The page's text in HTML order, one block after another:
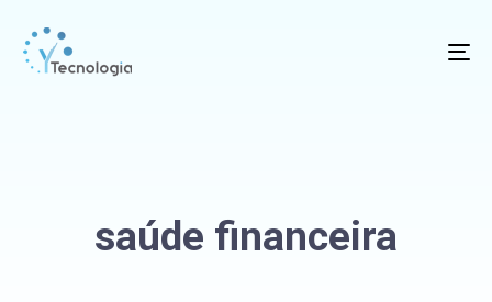
saúde financeira